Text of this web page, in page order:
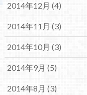
2014年12月 (4)
2014年11月 (3)
2014年10月 (3)
2014年9月 (5)
2014年8月 (3)